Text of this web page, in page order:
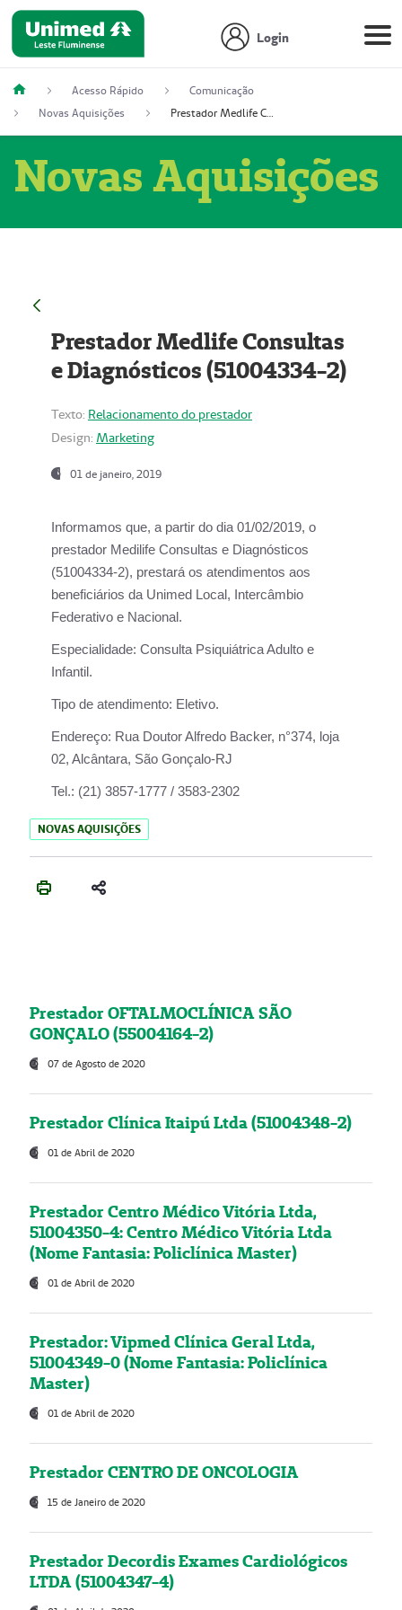
Login
Acesso Rápido
Comunicação
Novas Aquisições
Prestador Medlife Consultas e Diagnósticos (51004334-2)
Novas Aquisições
Prestador Medlife Consultas
e Diagnósticos (51004334-2)
Texto: Relacionamento do prestador
Design: Marketing
01 de janeiro, 2019
Informamos que, a partir do dia 01/02/2019, o
prestador Medilife Consultas e Diagnósticos
(51004334-2), prestará os atendimentos aos
beneficiários da Unimed Local, Intercâmbio
Federativo e Nacional.
Especialidade: Consulta Psiquiátrica Adulto e
Infantil.
Tipo de atendimento: Eletivo.
Endereço: Rua Doutor Alfredo Backer, n°374, loja
02, Alcântara, São Gonçalo-RJ
Tel.: (21) 3857-1777 / 3583-2302
NOVAS AQUISIÇÕES
Prestador OFTALMOCLÍNICA SÃO
GONÇALO (55004164-2)
07 de Agosto de 2020
Prestador Clínica Itaipú Ltda (51004348-2)
01 de Abril de 2020
Prestador Centro Médico Vitória Ltda,
51004350-4: Centro Médico Vitória Ltda
(Nome Fantasia: Policlínica Master)
01 de Abril de 2020
Prestador: Vipmed Clínica Geral Ltda,
51004349-0 (Nome Fantasia: Policlínica
Master)
01 de Abril de 2020
Prestador CENTRO DE ONCOLOGIA
15 de Janeiro de 2020
Prestador Decordis Exames Cardiológicos
LTDA (51004347-4)